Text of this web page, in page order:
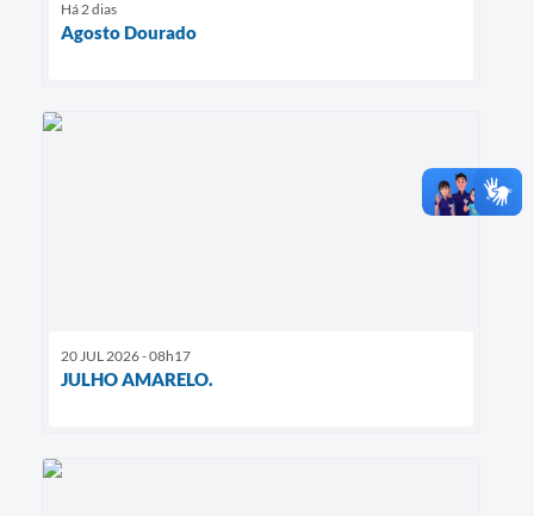
Há 2 dias
Agosto Dourado
20 JUL 2026 - 08h17
JULHO AMARELO.